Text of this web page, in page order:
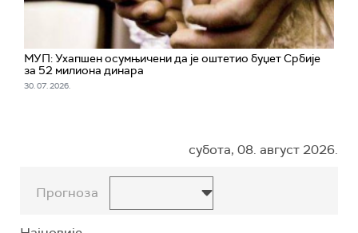
МУП: Ухапшен осумњичени да је оштетио буџет Србије
за 52 милиона динара
30. 07. 2026.
субота, 08. август 2026.
Прогноза